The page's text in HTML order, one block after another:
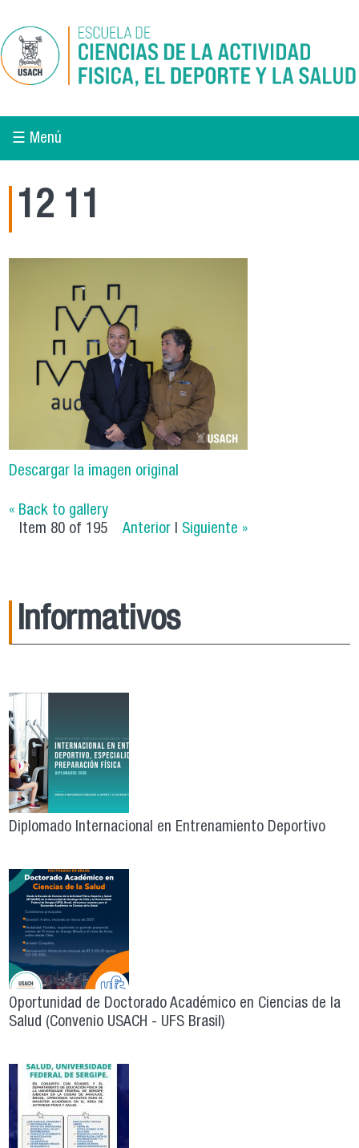
☰ Menú
12 11
Descargar la imagen original
« Back to gallery
Item 80 of 195
Anterior | Siguiente »
Informativos
Diplomado Internacional en Entrenamiento Deportivo
Oportunidad de Doctorado Académico en Ciencias de la
Salud (Convenio USACH - UFS Brasil)